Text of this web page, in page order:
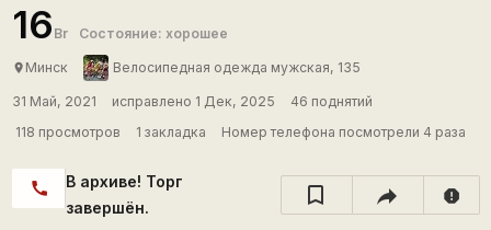
16 Br Состояние: хорошее
place Минск Велосипедная одежда мужская, 135
31 Май, 2021 исправлено 1 Дек, 2025
46 поднятий
118 просмотров
1 закладка Номер телефона посмотрели 4 раза
call
В архиве! Торг
завершён.
report